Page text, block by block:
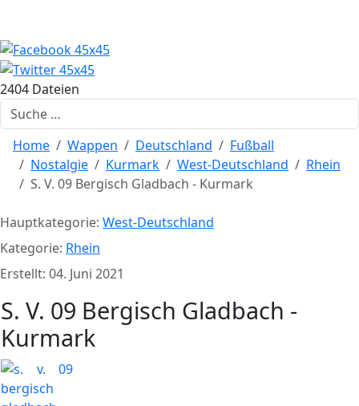
2404 Dateien
Suchen
Home Wappen Deutschland
Fußball
Nostalgie
Kurmark West-Deutschland
Rhein
S. V. 09 Bergisch Gladbach - Kurmark
Hauptkategorie: West-Deutschland
Kategorie: Rhein
Erstellt: 04. Juni 2021
S. V. 09 Bergisch Gladbach -
Kurmark